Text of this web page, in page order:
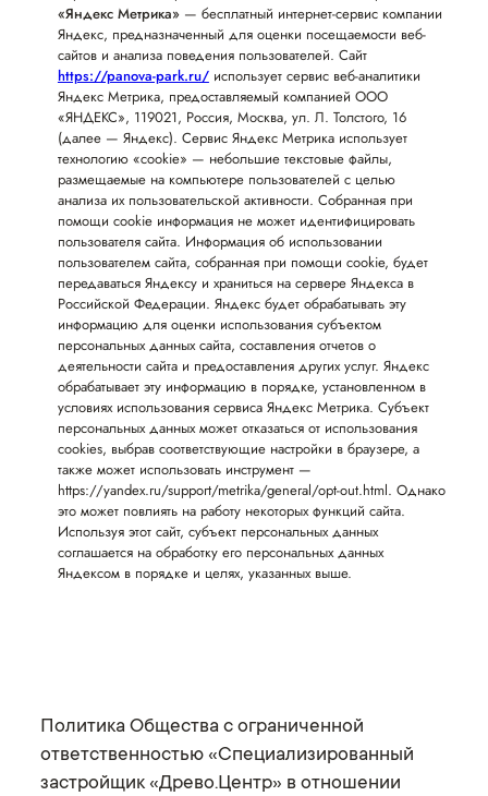
«Яндекс Метрика»— бесплатный интернет-сервис компании
Яндекс, предназначенный для оценки посещаемости веб-
сайтов и анализа поведения пользователей. Сайт
https://panova-park.ru/использует сервис веб-аналитики
Яндекс Метрика, предоставляемый компанией ООО
«ЯНДЕКС», 119021, Россия, Москва, ул. Л. Толстого, 16
(далее — Яндекс). Сервис Яндекс Метрика использует
технологию «cookie» — небольшие текстовые файлы,
размещаемые на компьютере пользователей с целью
анализа их пользовательской активности. Собранная при
помощи cookie информация не может идентифицировать
пользователя сайта. Информация об использовании
пользователем сайта, собранная при помощи cookie, будет
передаваться Яндексу и храниться на сервере Яндекса в
Российской Федерации. Яндекс будет обрабатывать эту
информацию для оценки использования субъектом
персональных данных сайта, составления отчетов о
деятельности сайта и предоставления других услуг. Яндекс
обрабатывает эту информацию в порядке, установленном в
условиях использования сервиса Яндекс Метрика. Субъект
персональных данных может отказаться от использования
cookies, выбрав соответствующие настройки в браузере, а
также может использовать инструмент —
https://yandex.ru/support/metrika/general/opt-out.html. Однако
это может повлиять на работу некоторых функций сайта.
Используя этот сайт, субъект персональных данных
соглашается на обработку его персональных данных
Яндексом в порядке и целях, указанных выше.
Политика Общества с ограниченной
ответственностью «Специализированный
застройщик «Древо.Центр» в отношении